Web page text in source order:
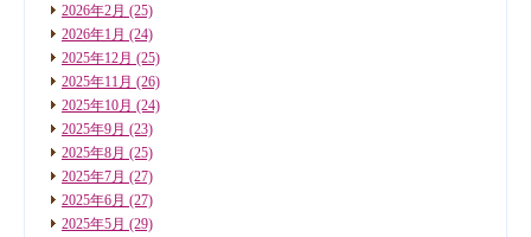
2026年2月 (25)
2026年1月 (24)
2025年12月 (25)
2025年11月 (26)
2025年10月 (24)
2025年9月 (23)
2025年8月 (25)
2025年7月 (27)
2025年6月 (27)
2025年5月 (29)